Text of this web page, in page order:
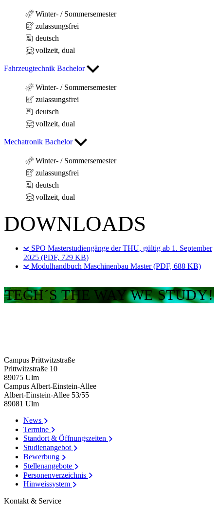
Winter- / Sommersemester
zulassungsfrei
deutsch
vollzeit, dual
Fahrzeugtechnik Bachelor
Winter- / Sommersemester
zulassungsfrei
deutsch
vollzeit, dual
Mechatronik Bachelor
Winter- / Sommersemester
zulassungsfrei
deutsch
vollzeit, dual
DOWNLOADS
SPO Masterstudiengänge der THU, gültig ab 1. September
2025 (PDF, 729 KB)
Modulhandbuch Maschinenbau Master (PDF, 688 KB)
TECH´S THE WAY WE STUDY!
Campus Prittwitzstraße
Prittwitzstraße 10
89075 Ulm
Campus Albert-Einstein-Allee
Albert-Einstein-Allee 53/​55
89081 Ulm
News
Termine
Standort & Öffnungszeiten
Studienangebot
Bewerbung
Stellenangebote
Personenverzeichnis
Hinweissystem
Kontakt & Service